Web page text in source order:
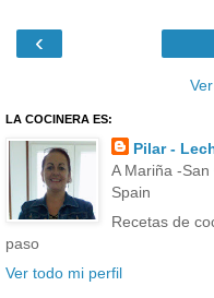
‹
LA COCINERA ES:
Pilar -
A Mariña -San
Spain
Recetas de
paso
Ver todo mi perfil